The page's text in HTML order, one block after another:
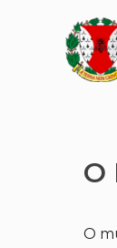
O
O